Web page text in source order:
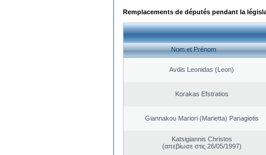
Remplacements de députés pendant la
Nom et Prénom
Avdis Leonidas (Leon)
Korakas Efstratios
Giannakou Mariori (Marietta) Panagiotis
Katsigiannis Christos
(απεβίωσε στις 26/05/1997)